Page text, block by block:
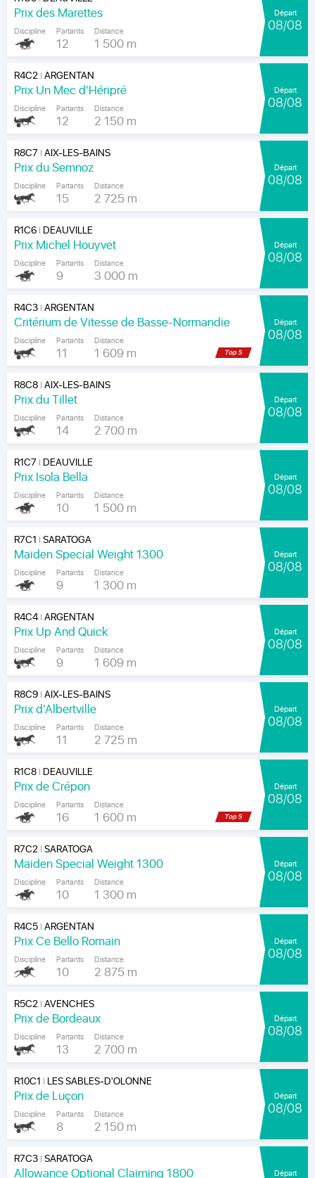
Prix des Marettes
Discipline Partants
12
Distance
1 500 m
Départ
08/08
R4C2|ARGENTAN
Prix Un Mec d'Héripré
Discipline Partants
12
Distance
2 150 m
Départ
08/08
R8C7 |AIX-LES-BAINS
Prix du Semnoz
Discipline Partants
15
Distance
2 725 m
Départ
08/08
R1C6| DEAUVILLE
Prix Michel Houyvet
Discipline Partants
9
Distance
3 000 m
Départ
08/08
R4C3|ARGENTAN
Critérium de Vitesse de Basse-Normandie
Discipline Partants
11
Distance
1 609 m
Départ
08/08
R8C8|AIX-LES-BAINS
Prix du Tillet
Discipline Partants
14
Distance
2 700 m
Départ
08/08
R1C7 | DEAUVILLE
Prix Isola Bella
Discipline Partants
10
Distance
1 500 m
Départ
08/08
R7C1 |SARATOGA
Maiden Special Weight 1300
Discipline Partants
9
Distance
1 300 m
Départ
08/08
R4C4|ARGENTAN
Prix Up And Quick
Discipline Partants
9
Distance
1 609 m
Départ
08/08
R8C9|AIX-LES-BAINS
Prix d'Albertville
Discipline Partants
11
Distance
2 725 m
Départ
08/08
R1C8| DEAUVILLE
Prix de Crépon
Discipline Partants
16
Distance
1 600 m
Départ
08/08
R7C2|SARATOGA
Maiden Special Weight 1300
Discipline Partants
10
Distance
1 300 m
Départ
08/08
R4C5|ARGENTAN
Prix Ce Bello Romain
Discipline Partants
10
Distance
2 875 m
Départ
08/08
R5C2|AVENCHES
Prix de Bordeaux
Discipline Partants
13
Distance
2 700 m
Départ
08/08
R10C1 | LES SABLES-D'OLONNE
Prix de Luçon
Discipline Partants
8
Distance
2 150 m
Départ
08/08
R7C3|SARATOGA
Allowance Optional Claiming 1800 Départ